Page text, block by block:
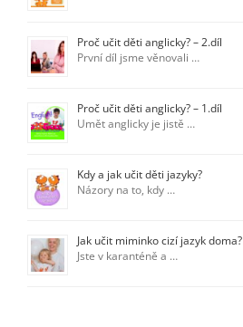
Proč učit děti anglicky? – 2.díl
První díl jsme věnovali …
Proč učit děti anglicky? – 1.díl
Umět anglicky je jistě …
Kdy a jak učit děti jazyky?
Názory na to, kdy …
Jak učit miminko cizí jazyk doma?
Jste v karanténě a …